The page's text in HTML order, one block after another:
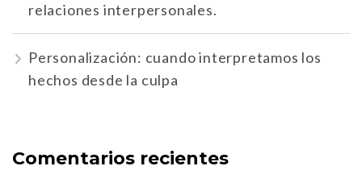
relaciones interpersonales.
Personalización: cuando interpretamos los
hechos desde la culpa
Comentarios recientes